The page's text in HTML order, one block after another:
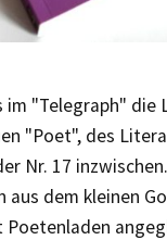
im "Telegraph" die
"Poet", des
Nr. 17
aus dem kleinen
Poetenladen